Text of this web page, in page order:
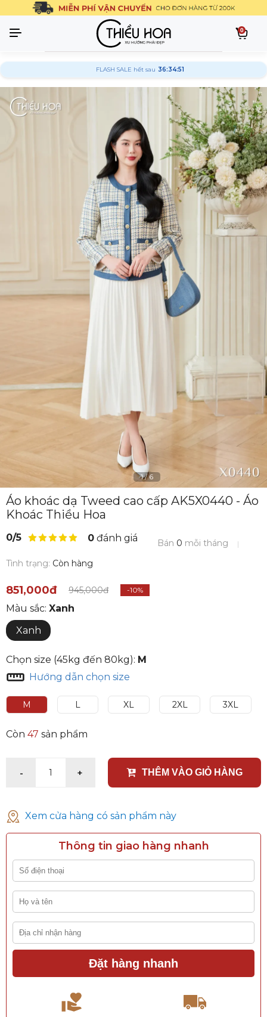
0
FLASH SALE hết sau 36:34:50
1/6
Áo khoác dạ Tweed cao cấp AK5X0440 - Áo
Khoác Thiều Hoa
0/5 0 đánh giá Bán 0 mỗi tháng
Tình trạng: Còn hàng
851,000đ 945,000đ -10%
Màu sắc: Xanh
Xanh
Chọn size (45kg đến 80kg): M
Hướng dẫn chọn size
M L XL 2XL 3XL
Còn 47 sản phẩm
- 1 + THÊM VÀO GIỎ HÀNG
Xem cửa hàng có sản phẩm này
Thông tin giao hàng nhanh
Đặt hàng nhanh